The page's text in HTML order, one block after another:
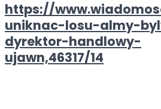
https://
uniknac-losu-almy-
dyrektor-handlowy-
ujawn,46317/14